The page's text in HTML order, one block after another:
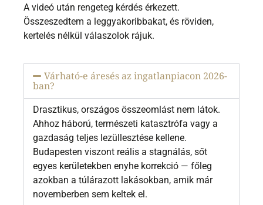
A videó után rengeteg kérdés érkezett.
Összeszedtem a leggyakoribbakat, és röviden,
kertelés nélkül válaszolok rájuk.
Várható-e áresés az ingatlanpiacon 2026-
ban?
Drasztikus, országos összeomlást nem látok.
Ahhoz háború, természeti katasztrófa vagy a
gazdaság teljes lezüllesztése kellene.
Budapesten viszont reális a stagnálás, sőt
egyes kerületekben enyhe korrekció — főleg
azokban a túlárazott lakásokban, amik már
novemberben sem keltek el.